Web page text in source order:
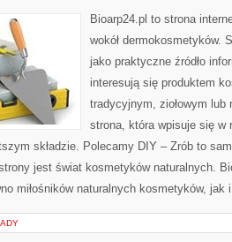
Bioarp24.pl to strona
wokół dermokosmetyków.
jako praktyczne źródło
interesują się produktem
tradycyjnym, ziołowym lub
strona, która wpisuje się w
składzie. Polecamy DIY – Zrób to
jest świat kosmetyków naturalnych.
miłośników naturalnych kosmetyków,